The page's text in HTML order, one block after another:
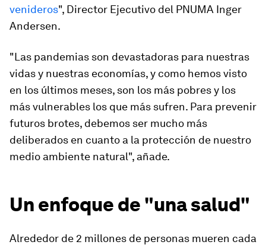
venideros", Director Ejecutivo del PNUMA Inger
Andersen.
"Las pandemias son devastadoras para nuestras
vidas y nuestras economías, y como hemos visto
en los últimos meses, son los más pobres y los
más vulnerables los que más sufren. Para prevenir
futuros brotes, debemos ser mucho más
deliberados en cuanto a la protección de nuestro
medio ambiente natural", añade.
Un enfoque de "una salud"
Alrededor de 2 millones de personas mueren cada